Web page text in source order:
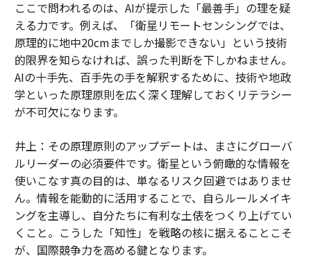
ここで問われるのは、AIが提示した「最善手」の理を疑
える力です。例えば、「衛星リモートセンシングでは、
原理的に地中20cmまでしか撮影できない」という技術
的限界を知らなければ、誤った判断を下しかねません。
AIの十手先、百手先の手を解釈するために、技術や地政
学といった原理原則を広く深く理解しておくリテラシー
が不可欠になります。
井上：その原理原則のアップデートは、まさにグローバ
ルリーダーの必須要件です。衛星という俯瞰的な情報を
使いこなす真の目的は、単なるリスク回避ではありませ
ん。情報を能動的に活用することで、自らルールメイキ
ングを主導し、自分たちに有利な土俵をつくり上げてい
くこと。こうした「知性」を戦略の核に据えることこそ
が、国際競争力を高める鍵となります。